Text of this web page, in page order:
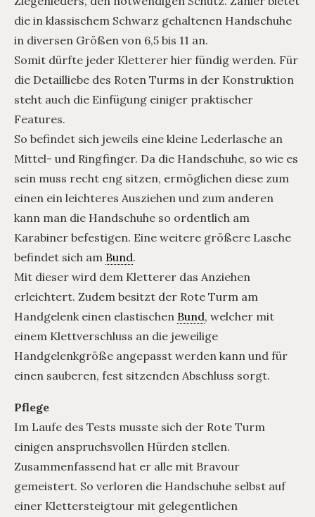
die in klassischem Schwarz gehaltenen Handschuhe
in diversen Größen von 6,5 bis 11 an.
Somit dürfte jeder Kletterer hier fündig werden. Für
die Detailliebe des Roten Turms in der Konstruktion
steht auch die Einfügung einiger praktischer
Features.
So befindet sich jeweils eine kleine Lederlasche an
Mittel- und Ringfinger. Da die Handschuhe, so wie es
sein muss recht eng sitzen, ermöglichen diese zum
einen ein leichteres Ausziehen und zum anderen
kann man die Handschuhe so ordentlich am
Karabiner befestigen. Eine weitere größere Lasche
befindet sich am Bund.
Mit dieser wird dem Kletterer das Anziehen
erleichtert. Zudem besitzt der Rote Turm am
Handgelenk einen elastischen Bund, welcher mit
einem Klettverschluss an die jeweilige
Handgelenkgröße angepasst werden kann und für
einen sauberen, fest sitzenden Abschluss sorgt.
Pflege
Im Laufe des Tests musste sich der Rote Turm
einigen anspruchsvollen Hürden stellen.
Zusammenfassend hat er alle mit Bravour
gemeistert. So verloren die Handschuhe selbst auf
einer Klettersteigtour mit gelegentlichen